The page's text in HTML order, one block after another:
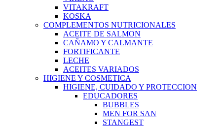
VITAKRAFT
KOSKA
COMPLEMENTOS NUTRICIONALES
ACEITE DE SALMON
CAÑAMO Y CALMANTE
FORTIFICANTE
LECHE
ACEITES VARIADOS
HIGIENE Y COSMETICA
HIGIENE, CUIDADO Y PROTECCION
EDUCADORES
BUBBLES
MEN FOR SAN
STANGEST